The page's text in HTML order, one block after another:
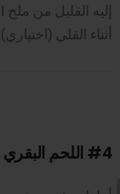
إليه القليل من
أثناء القلي
#4 اللحم